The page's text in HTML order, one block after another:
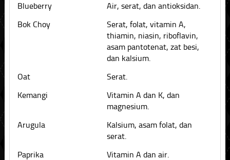
Blueberry
Air, serat, dan antioksidan.
Bok Choy
Serat, folat, vitamin A,
thiamin, niasin, riboflavin,
asam pantotenat, zat besi,
dan kalsium.
Oat
Serat.
Kemangi
Vitamin A dan K, dan
magnesium.
Arugula
Kalsium, asam folat, dan
serat.
Paprika
Vitamin A dan air.